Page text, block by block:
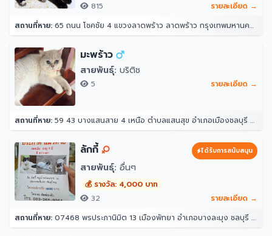
815
รายละเอียด →
สถานที่หาย: 65 ถนน โชคชัย 4 แขวงลาดพร้าว ลาดพร้าว กรุงเทพมหานคร 10230
มะพร้าว
สายพันธุ์: บริติช
5 รายละเอียด →
สถานที่หาย: 59 43 บางแสนสาย 4 เหนือ ตำบลแสนสุข อำเภอเมืองชลบุรี ชลบุรี 20130
ลักกี้ ได้รับการสนับสนุน
สายพันธุ์: อื่นๆ
💰 รางวัล: 4,000 บาท
32
รายละเอียด →
สถานที่หาย: 07468 พรประภานิมิต 13 เมืองพัทยา อำเภอบางละมุง ชลบุรี 20150